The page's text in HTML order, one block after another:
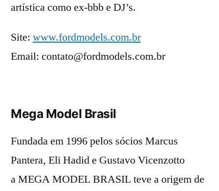
artística como ex-bbb e DJ’s.
Site: www.fordmodels.com.br
Email: contato@fordmodels.com.br
Mega Model Brasil
Fundada em 1996 pelos sócios Marcus
Pantera, Eli Hadid e Gustavo Vicenzotto
a MEGA MODEL BRASIL teve a origem de